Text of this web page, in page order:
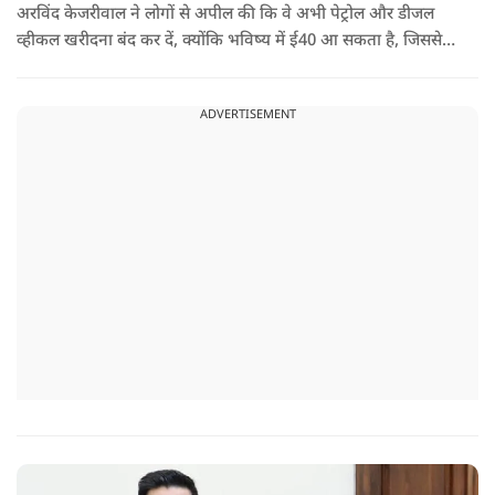
अरविंद केजरीवाल ने लोगों से अपील की कि वे अभी पेट्रोल और डीजल
व्हीकल खरीदना बंद कर दें, क्योंकि भविष्य में ई40 आ सकता है, जिससे
ADVERTISEMENT